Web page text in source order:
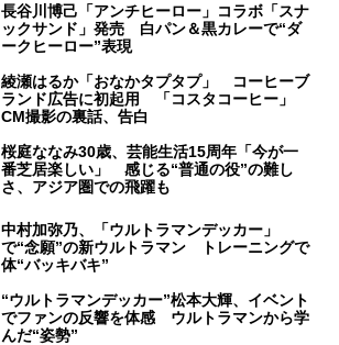
長谷川博己「アンチヒーロー」コラボ「スナ
ックサンド」発売 白パン＆黒カレーで“ダ
ークヒーロー”表現
綾瀬はるか「おなかタプタプ」 コーヒーブ
ランド広告に初起用 「コスタコーヒー」
CM撮影の裏話、告白
桜庭ななみ30歳、芸能生活15周年「今が一
番芝居楽しい」 感じる“普通の役”の難し
さ、アジア圏での飛躍も
中村加弥乃、「ウルトラマンデッカー」
で“念願”の新ウルトラマン トレーニングで
体“バッキバキ”
“ウルトラマンデッカー”松本大輝、イベント
でファンの反響を体感 ウルトラマンから学
んだ“姿勢”